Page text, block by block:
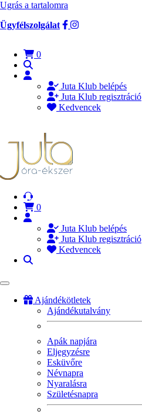
Ugrás a tartalomra
Ügyfélszolgálat
0
Juta Klub belépés
Juta Klub regisztráció
Kedvencek
0
Juta Klub belépés
Juta Klub regisztráció
Kedvencek
Ajándékötletek
Ajándékutalvány
Apák napjára
Eljegyzésre
Esküvőre
Névnapra
Nyaralásra
Születésnapra